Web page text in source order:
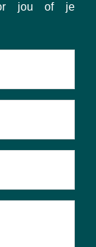
jou of je